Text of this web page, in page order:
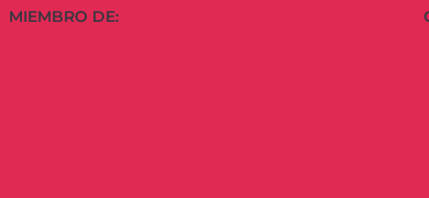
MIEMBRO DE: